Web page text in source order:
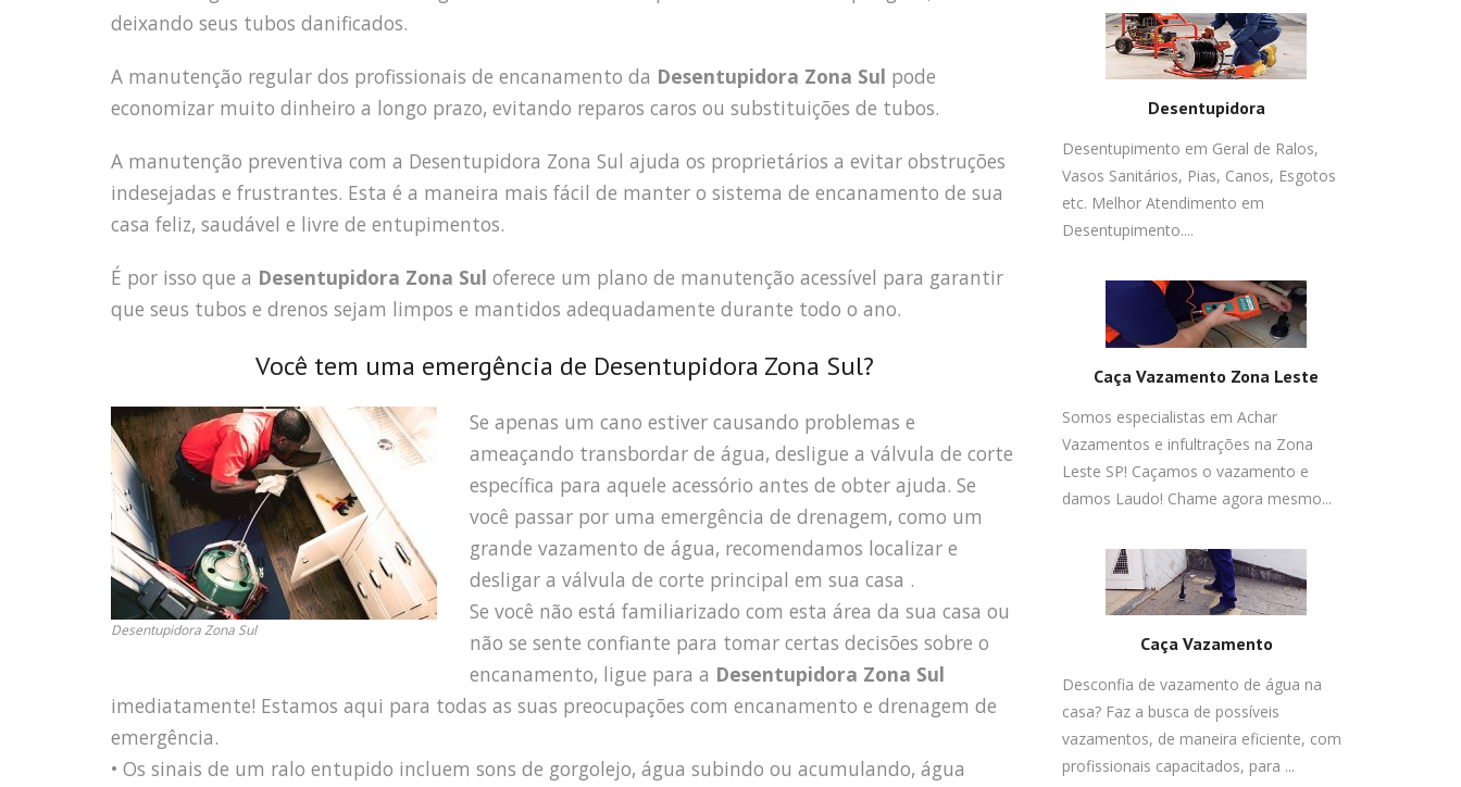
deixando seus tubos danificados.
A manutenção regular dos profissionais de encanamento da Desentupidora Zona Sul pode
economizar muito dinheiro a longo prazo, evitando reparos caros ou substituições de tubos.
A manutenção preventiva com a Desentupidora Zona Sul ajuda os proprietários a evitar obstruções
indesejadas e frustrantes. Esta é a maneira mais fácil de manter o sistema de encanamento de sua
casa feliz, saudável e livre de entupimentos.
É por isso que a Desentupidora Zona Sul oferece um plano de manutenção acessível para garantir
que seus tubos e drenos sejam limpos e mantidos adequadamente durante todo o ano.
Você tem uma emergência de Desentupidora Zona Sul?
Desentupidora Zona Sul
Se apenas um cano estiver causando problemas e
ameaçando transbordar de água, desligue a válvula de corte
específica para aquele acessório antes de obter ajuda. Se
você passar por uma emergência de drenagem, como um
grande vazamento de água, recomendamos localizar e
desligar a válvula de corte principal em sua casa .
Se você não está familiarizado com esta área da sua casa ou
não se sente confiante para tomar certas decisões sobre o
encanamento, ligue para a Desentupidora Zona Sul
imediatamente! Estamos aqui para todas as suas preocupações com encanamento e drenagem de
emergência.
• Os sinais de um ralo entupido incluem sons de gorgolejo, água subindo ou acumulando, água
Desentupidora
Desentupimento em Geral de Ralos,
Vasos Sanitários, Pias, Canos, Esgotos
etc. Melhor Atendimento em
Desentupimento....
Caça Vazamento Zona Leste
Somos especialistas em Achar
Vazamentos e infultrações na Zona
Leste SP! Caçamos o vazamento e
damos Laudo! Chame agora mesmo...
Caça Vazamento
Desconfia de vazamento de água na
casa? Faz a busca de possíveis
vazamentos, de maneira eficiente, com
profissionais capacitados, para ...